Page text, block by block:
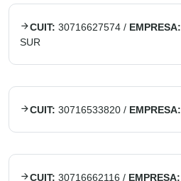
CUIT: 30716627574 / EMPRESA:
SUR
CUIT: 30716533820 / EMPRESA:
CUIT: 30716662116 / EMPRESA: